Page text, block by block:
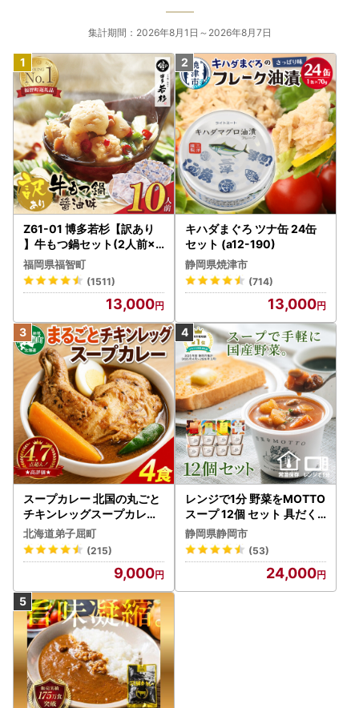
集計期間：2026年8月1日～2026年8月7日
Z61-01 博多若杉【訳あり
】牛もつ鍋セット(2人前×5
) 10人前 もつ鍋
福岡県福智町
(1511)
13,000
キハダまぐろ ツナ缶 24缶
セット (a12-190)
静岡県焼津市
(714)
13,000
スープカレー 北国の丸ごと
チキンレッグスープカレー
4個 3739
北海道弟子屈町
(215)
9,000
レンジで1分 野菜をMOTTO
スープ 12個 セット 具だく
さんスープ 朝食 惣菜 国産
野菜 常温保存
静岡県静岡市
(53)
24,000